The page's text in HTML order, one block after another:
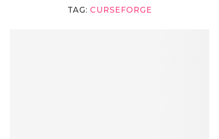
TAG: CURSEFORGE